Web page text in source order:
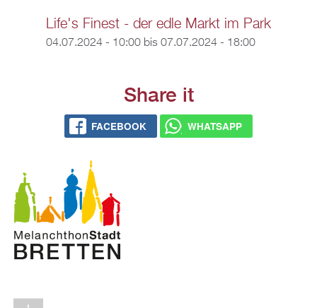
Life's Finest - der edle Markt im Park
04.07.2024 - 10:00bis 07.07.2024 - 18:00
Share it
FACEBOOK WHATSAPP